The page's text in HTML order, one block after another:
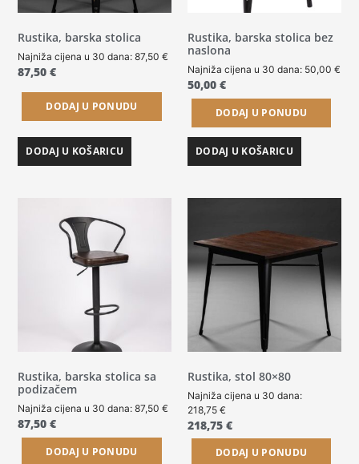
Rustika, barska stolica
Najniža cijena u 30 dana:87,50€
87,50€
DODAJ U PONUDU
DODAJ U KOŠARICU
Rustika, barska stolica bez
naslona
Najniža cijena u 30 dana: 50,00 €
50,00 €
DODAJ U PONUDU
DODAJ U KOŠARICU
Rustika, barska stolica sa
podizačem
Najniža cijena u 30 dana:87,50€
87,50€
DODAJ U PONUDU
Rustika, stol 80×80
Najniža cijena u 30 dana:
218,75 €
218,75 €
DODAJ U PONUDU